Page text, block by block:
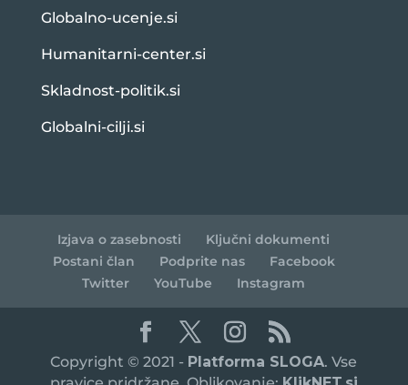
Globalno-ucenje.si
Humanitarni-center.si
Skladnost-politik.si
Globalni-cilji.si
Izjava o zasebnosti
Ključni dokumenti
Postani član
Podprite nas
Facebook
Twitter
YouTube Instagram
Copyright © 2021 - Platforma SLOGA. Vse